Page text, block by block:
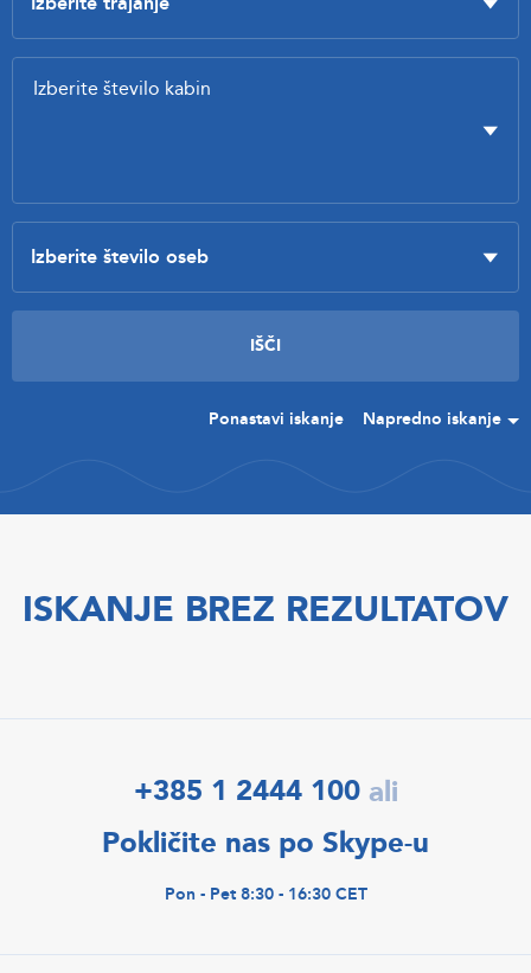
Ponastavi iskanje Napredno iskanje
ISKANJE BREZ REZULTATOV
+385 1 2444 100 ali
Pokličite nas po Skype-u
Pon - Pet 8:30 - 16:30 CET